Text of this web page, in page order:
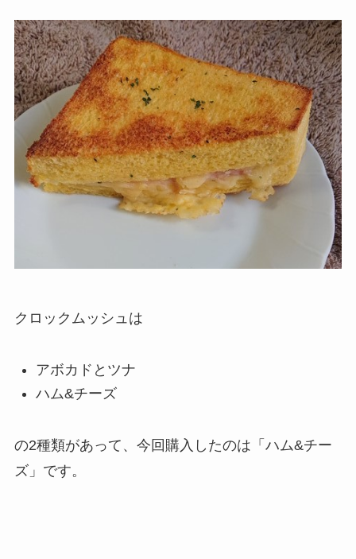
クロックムッシュは
アボカドとツナ
ハム&チーズ
の2種類があって、今回購入したのは「ハム&チー
ズ」です。